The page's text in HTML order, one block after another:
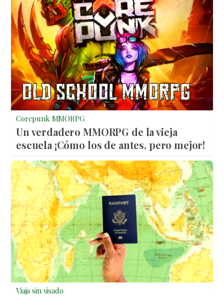
Corepunk MMORPG
Un verdadero MMORPG de la vieja
escuela ¡Cómo los de antes, pero mejor!
Viaja sin visado